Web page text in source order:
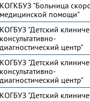
КОГКБУЗ "Больница
медицинской помощи"
КОГБУЗ "Детский
консультативно-
диагностический центр"
КОГБУЗ "Детский
консультативно-
диагностический центр"
КОГБУЗ "Детский